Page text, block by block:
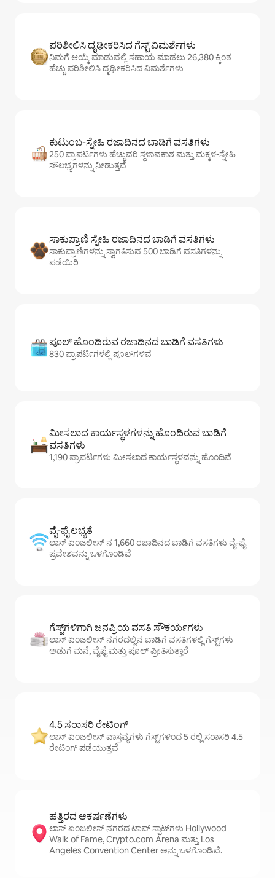
ಪರಿಶೀಲಿಸಿ ದೃಢೀಕರಿಸಿದ ಗೆಸ್ಟ್ ವಿಮರ್ಶೆಗಳು
ನಿಮಗೆ ಆಯ್ಕೆ ಮಾಡುವಲ್ಲಿ ಸಹಾಯ ಮಾಡಲು 26,380 ಕ್ಕಿಂತ
ಹೆಚ್ಚು ಪರಿಶೀಲಿಸಿ ದೃಢೀಕರಿಸಿದ ವಿಮರ್ಶೆಗಳು
ಕುಟುಂಬ-ಸ್ನೇಹಿ ರಜಾದಿನದ ಬಾಡಿಗೆ ವಸತಿಗಳು
250 ಪ್ರಾಪರ್ಟಿಗಳು ಹೆಚ್ಚುವರಿ ಸ್ಥಳಾವಕಾಶ ಮತ್ತು ಮಕ್ಕಳ-ಸ್ನೇಹಿ
ಸೌಲಭ್ಯಗಳನ್ನು ನೀಡುತ್ತವೆ
ಸಾಕುಪ್ರಾಣಿ ಸ್ನೇಹಿ ರಜಾದಿನದ ಬಾಡಿಗೆ ವಸತಿಗಳು
ಸಾಕುಪ್ರಾಣಿಗಳನ್ನು ಸ್ವಾಗತಿಸುವ 500 ಬಾಡಿಗೆ ವಸತಿಗಳನ್ನು
ಪಡೆಯಿರಿ
ಪೂಲ್ ಹೊಂದಿರುವ ರಜಾದಿನದ ಬಾಡಿಗೆ ವಸತಿಗಳು
830 ಪ್ರಾಪರ್ಟಿಗಳಲ್ಲಿ ಪೂಲ್‌‌‌‌‌‌‌‌‌ಗಳಿವೆ
ಮೀಸಲಾದ ಕಾರ್ಯಸ್ಥಳಗಳನ್ನು ಹೊಂದಿರುವ ಬಾಡಿಗೆ
ವಸತಿಗಳು
1,190 ಪ್ರಾಪರ್ಟಿಗಳು ಮೀಸಲಾದ ಕಾರ್ಯಸ್ಥಳವನ್ನು ಹೊಂದಿವೆ
ವೈ-ಫೈ ಲಭ್ಯತೆ
ಲಾಸ್ ಏಂಜಲೀಸ್ ನ 1,660 ರಜಾದಿನದ ಬಾಡಿಗೆ ವಸತಿಗಳು ವೈ-ಫೈ
ಪ್ರವೇಶವನ್ನು ಒಳಗೊಂಡಿವೆ
ಗೆಸ್ಟ್‌ಗಳಿಗಾಗಿ ಜನಪ್ರಿಯ ವಸತಿ ಸೌಕರ್ಯಗಳು
ಲಾಸ್ ಏಂಜಲೀಸ್ ನಗರದಲ್ಲಿನ ಬಾಡಿಗೆ ವಸತಿಗಳಲ್ಲಿ ಗೆಸ್ಟ್‌ಗಳು
ಅಡುಗೆ ಮನೆ, ವೈಫೈ ಮತ್ತು ಪೂಲ್ ಪ್ರೀತಿಸುತ್ತಾರೆ
4.5 ಸರಾಸರಿ ರೇಟಿಂಗ್
ಲಾಸ್ ಏಂಜಲೀಸ್ ವಾಸ್ತವ್ಯಗಳು ಗೆಸ್ಟ್‌ಗಳಿಂದ 5 ರಲ್ಲಿ ಸರಾಸರಿ 4.5
ರೇಟಿಂಗ್ ಪಡೆಯುತ್ತವೆ
ಹತ್ತಿರದ ಆಕರ್ಷಣೆಗಳು
ಲಾಸ್ ಏಂಜಲೀಸ್ ನಗರದ ಟಾಪ್ ಸ್ಪಾಟ್‌ಗಳು Hollywood
Walk of Fame, Crypto.com Arena ಮತ್ತು Los
Angeles Convention Center ಅನ್ನು ಒಳಗೊಂಡಿವೆ.